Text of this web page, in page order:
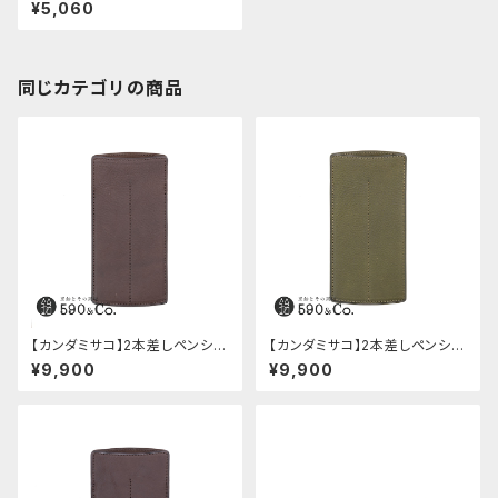
ラブ)
¥5,060
同じカテゴリの商品
【カンダミサコ】2本差しペンシー
ス・ミネルバボックス (カスター
ニョ)
¥9,900
【カンダミサコ】2本差しペンシー
ス・ミネルバボックス (オリーバ)
¥9,900